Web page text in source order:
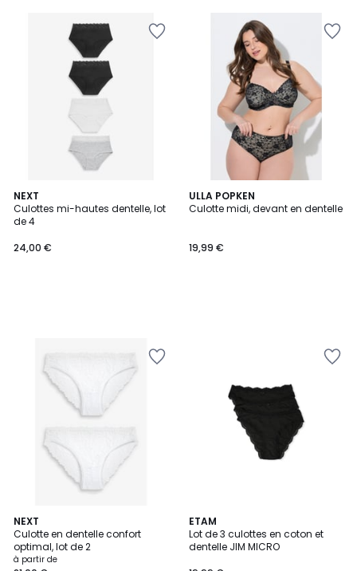
NEXT
Culottes mi-hautes dentelle, lot
de 4
24,00 €
ULLA POPKEN
Culotte midi, devant en dentelle
19,99 €
NEXT
Culotte en dentelle confort
optimal, lot de 2
à partir de
7
Couleurs
ETAM
Lot de 3 culottes en coton et
dentelle JIM MICRO